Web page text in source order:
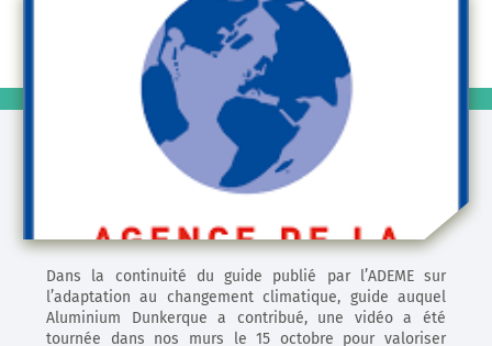
Dans la continuité du guide publié par l’ADEME sur
l’adaptation au changement climatique, guide auquel
Aluminium Dunkerque a contribué, une vidéo a été
tournée dans nos murs le 15 octobre pour valoriser